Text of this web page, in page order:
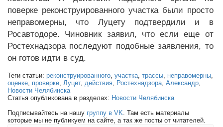
поверке реконструированного участка были просто
неправомерны, что Луцету подтвердили и в
Росавтодоре. Чиновник заявил, что если еще от
Ростехнадзора последуют подобные заявления, то
он готов идти в суд.
Теги статьи: реконструированного, участка, трассы, неправомерны,
оценке, проверке, Луцет, действия, Ростехнадзора, Александр,
Новости Челябинска
Статья опубликована в разделах: Новости Челябинска
Подписывайтесь на нашу группу в VK. Там есть материалы
которые мы не публикуем на сайте, а так же посты от читателей.